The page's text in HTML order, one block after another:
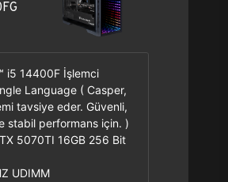
i5 14400F İşlemci
Language ( Casper,
tavsiye eder. Güvenli,
stabil performans için. )
5070TI 16GB 256 Bit
UDIMM